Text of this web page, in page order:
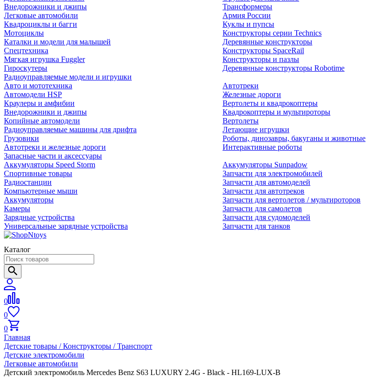
Внедорожники и джипы
Легковые автомобили
Квадроциклы и багги
Мотоциклы
Каталки и модели для малышей
Спецтехника
Мягкая игрушка Fuggler
Гироскутеры
Трансформеры
Армия России
Куклы и пупсы
Конструкторы серии Technics
Деревянные конструкторы
Конструкторы SpaceRail
Конструкторы и пазлы
Деревянные конструкторы Robotime
Радиоуправляемые модели и игрушки
Авто и мототехника
Автомодели HSP
Краулеры и амфибии
Внедорожники и джипы
Копийные автомодели
Радиоуправляемые машины для дрифта
Грузовики
Автотреки и железные дороги
Автотреки
Железные дороги
Вертолеты и квадрокоптеры
Квадрокоптеры и мультироторы
Вертолеты
Летающие игрушки
Роботы, динозавры, бакуганы и животные
Интерактивные роботы
Запасные части и аксессуары
Аккумуляторы Speed Storm
Спортивные товары
Радиостанции
Компьютерные мыши
Аккумуляторы
Камеры
Зарядные устройства
Универсальные зарядные устройства
Аккумуляторы Sunpadow
Запчасти для электромобилей
Запчасти для автомоделей
Запчасти для автотреков
Запчасти для вертолетов / мультироторов
Запчасти для самолетов
Запчасти для судомоделей
Запчасти для танков
Каталог
0
0
0
Главная
Детские товары / Конструкторы / Транспорт
Детские электромобили
Легковые автомобили
Детский электромобиль Mercedes Benz S63 LUXURY 2.4G - Black - HL169-LUX-B